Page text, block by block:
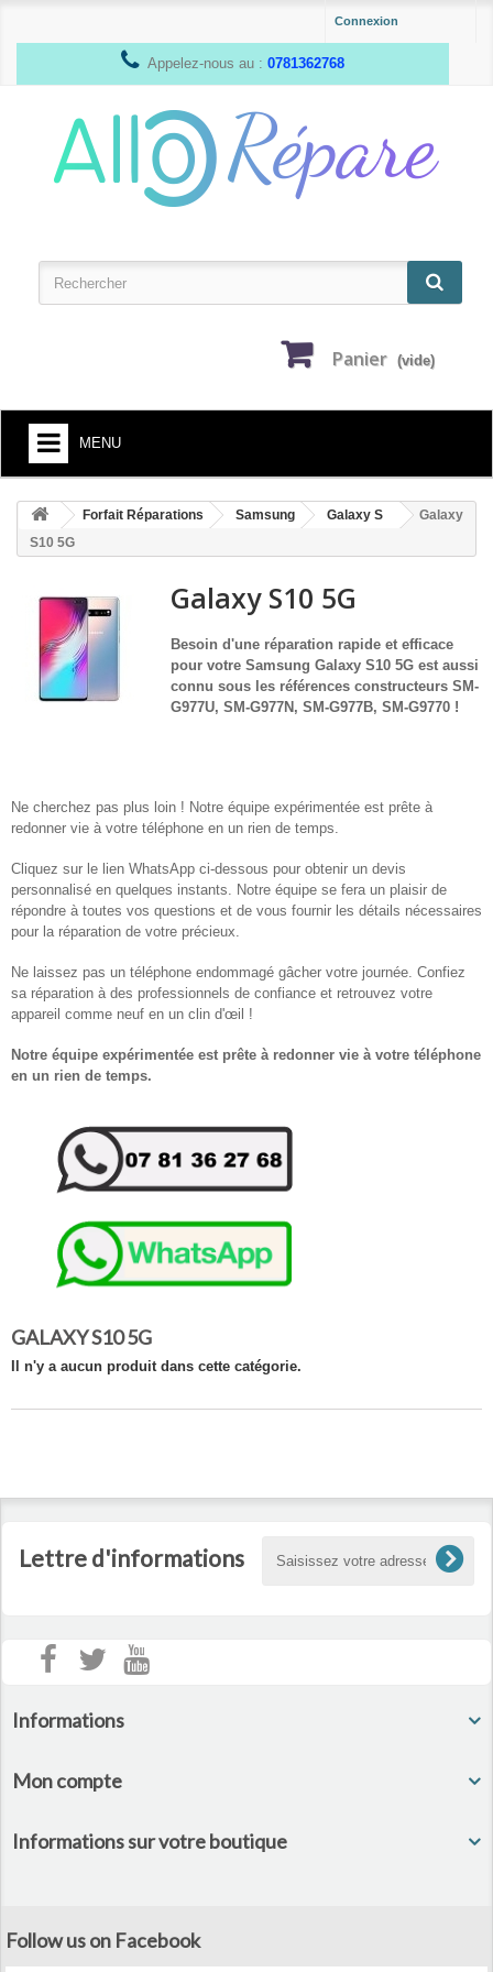
Connexion
Appelez-nous au : 0781362768
Panier (vide)
MENU
HOME
ACCUEIL
SMARTPHONE ET TABLETTE
DÉPANNAGE INFORMATIQUE À DOMICILE
ASSISTANCE DÉPANNAGE INFORMATIQUE À DISTANCE
ZONE DE DÉPLACEMENT
Forfait Réparations Samsung Galaxy S
Galaxy
S10 5G
Galaxy S10 5G
Besoin d'une réparation rapide et efficace
pour votre Samsung Galaxy S10 5G est aussi
connu sous les références constructeurs SM-
G977U, SM-G977N, SM-G977B, SM-G9770 !
Ne cherchez pas plus loin ! Notre équipe expérimentée est prête à
redonner vie à votre téléphone en un rien de temps.
Cliquez sur le lien WhatsApp ci-dessous pour obtenir un devis
personnalisé en quelques instants. Notre équipe se fera un plaisir de
répondre à toutes vos questions et de vous fournir les détails nécessaires
pour la réparation de votre précieux.
Ne laissez pas un téléphone endommagé gâcher votre journée. Confiez
sa réparation à des professionnels de confiance et retrouvez votre
appareil comme neuf en un clin d'œil !
Notre équipe expérimentée est prête à redonner vie à votre téléphone
en un rien de temps.
GALAXY S10 5G
Il n'y a aucun produit dans cette catégorie.
Lettre d'informations
Informations
Mon compte
Informations sur votre boutique
Follow us on Facebook